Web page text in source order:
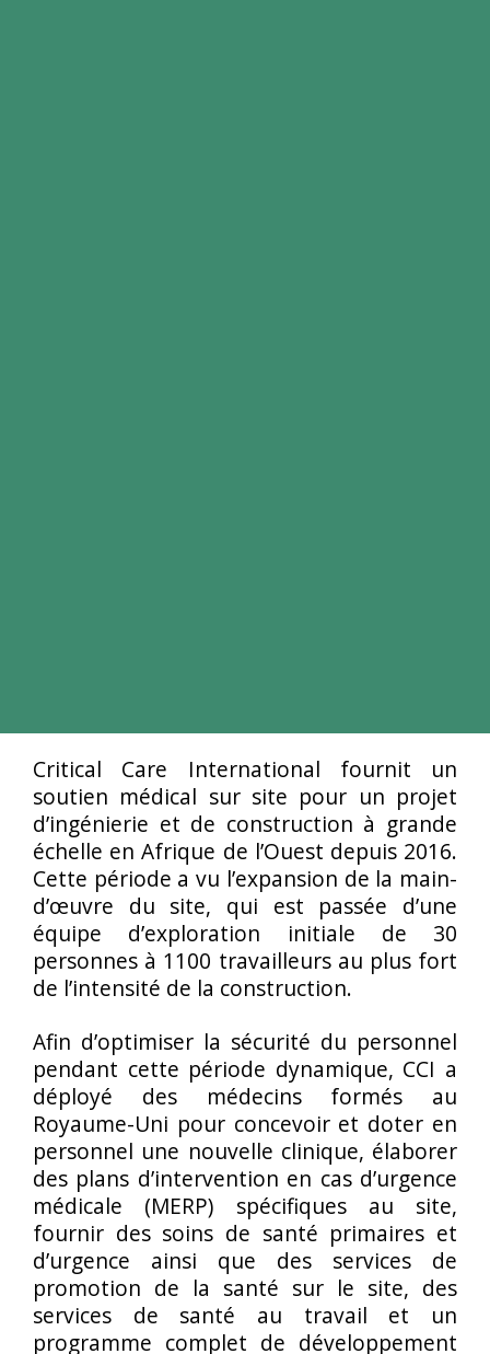
Critical Care International fournit un
soutien médical sur site pour un projet
d’ingénierie et de construction à grande
échelle en Afrique de l’Ouest depuis 2016.
Cette période a vu l’expansion de la main-
d’œuvre du site, qui est passée d’une
équipe d’exploration initiale de 30
personnes à 1100 travailleurs au plus fort
de l’intensité de la construction.
Afin d’optimiser la sécurité du personnel
pendant cette période dynamique, CCI a
déployé des médecins formés au
Royaume-Uni pour concevoir et doter en
personnel une nouvelle clinique, élaborer
des plans d’intervention en cas d’urgence
médicale (MERP) spécifiques au site,
fournir des soins de santé primaires et
d’urgence ainsi que des services de
promotion de la santé sur le site, des
services de santé au travail et un
programme complet de développement